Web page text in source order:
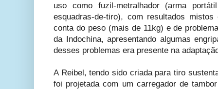
uso como fuzil-metralhador (arma
esquadras-de-tiro), com resultados
conta do peso (mais de 11kg) e de
da Indochina, apresentando algumas
desses problemas era presente na
A Reibel, tendo sido criada para tiro
foi projetada com um carregador de